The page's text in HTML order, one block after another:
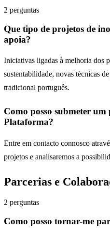
2 perguntas
Que tipo de projetos de
apoia?
Iniciativas ligadas à melhoria dos
sustentabilidade, novas técnicas
tradicional português.
Como posso submeter
Plataforma?
Entre em contacto connosco
projetos e analisaremos a
Parcerias e
2 perguntas
Como posso tornar-me